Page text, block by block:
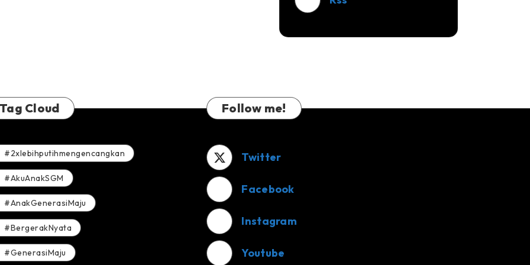
Tag Cloud
#2xlebihputihmengencangkan
#AkuAnakSGM
#AnakGenerasiMaju
#BergerakNyata
#GenerasiMaju
Follow me!
Twitter
Facebook
Instagram
Youtube